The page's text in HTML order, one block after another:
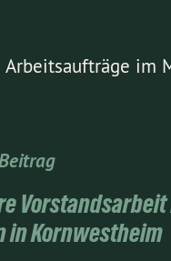
im
in Kornwestheim